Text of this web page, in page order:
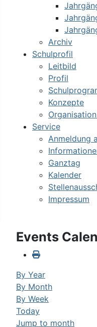
Archiv
Schulprofil
Leitbild
Profil
Konzepte
Service
Anmeldung
Ganztag
Kalender
Impressum
Events
By Year
By Month
By Week
Today
Jump to month